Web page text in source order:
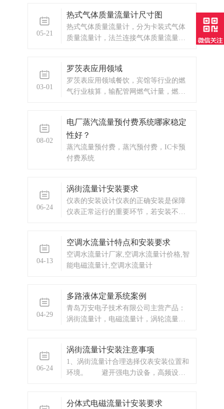
传感器内缓慢的充满介质，然后再开启
出口阀门（阀门应安装在流量计后
端），严禁传感器处于无介质状态时受
05-21
热式气体质量流量计尺寸图
热式气体质量流量计，分为卡装式气体
质量流量计，法兰连接气体质量流量
电子技术有限公司主营产品：涡街流量
计，电磁流量计，涡轮流量计，显示仪
表，热量表，差压式仪表，分析仪器，
03-01
罗茨表应用领域
罗茨表应用领域餐饮，宾馆等行业的燃
气行业核算，输配管网燃气计量，燃气
体等各种无腐蚀性气体标准流量计量。
08-02
电厂蒸汽流量预付费系统哪家稳定
性好？
蒸汽流量预付费，蒸汽预付费，IC卡预
付费系统
06-24
涡街流量计安装要求
仪表的安装设计仪表的正确安装是保障
仪表正常运行的重要环节，若安装不
表。
04-13
空调水流量计特点和安装要求
空调水流量计厂家,空调水流量计价格,智
能电磁流量计,空调水流量计
04-29
多路液体定量系统案例
青岛万安电子技术有限公司主营产品：
涡街流量计，电磁流量计，涡轮流量
等，以及承接电气自动化项目。
06-24
涡街流量计安装注意事项
1、涡街流量计合理选择仪表安装位置和
环境。 避开强电力设备，高频设
腐蚀 环境。2、涡街流量计上下要有必
分体式电磁流量计安装要求